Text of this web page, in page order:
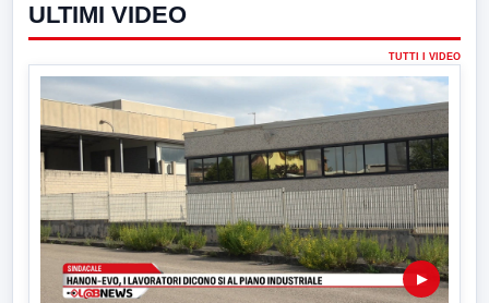
ULTIMI VIDEO
TUTTI I VIDEO
▶